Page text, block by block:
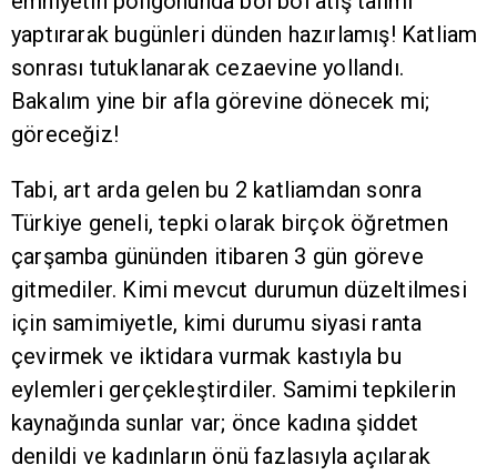
yaptırarak bugünleri dünden hazırlamış! Katliam
sonrası tutuklanarak cezaevine yollandı.
Bakalım yine bir afla görevine dönecek mi;
göreceğiz!
Tabi, art arda gelen bu 2 katliamdan sonra
Türkiye geneli, tepki olarak birçok öğretmen
çarşamba gününden itibaren 3 gün göreve
gitmediler. Kimi mevcut durumun düzeltilmesi
için samimiyetle, kimi durumu siyasi ranta
çevirmek ve iktidara vurmak kastıyla bu
eylemleri gerçekleştirdiler. Samimi tepkilerin
kaynağında sunlar var; önce kadına şiddet
denildi ve kadınların önü fazlasıyla açılarak